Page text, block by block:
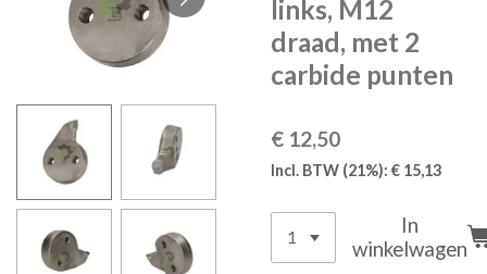
links, M12
draad, met 2
carbide punten
€ 12,50
Incl. BTW (21%): € 15,13
In
winkelwagen